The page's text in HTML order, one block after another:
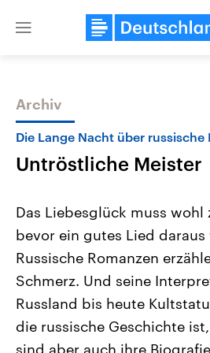
Close
Themen
Landtagswahl Sachsen-Anhalt
2026
Alle Informationen
Sachsen-Anhalt wählt am 6.
September 2026 einen neuen
Bundesland von einer Koalition aus
Archiv
Die Lange Nacht über russische
Untröstliche Meister
Das Liebesglück muss wohl
bevor ein gutes Lied daraus
Russische Romanzen
Schmerz. Und seine
Russland bis heute
die russische Geschichte
sind aber auch ihre